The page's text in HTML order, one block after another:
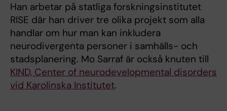
Han arbetar på statliga forskningsinstitutet
RISE där han driver tre olika projekt som alla
handlar om hur man kan inkludera
neurodivergenta personer i samhälls- och
stadsplanering. Mo Sarraf är också knuten till
KIND, Center of neuro­developmental disorders
vid ­Karolinska Institutet.